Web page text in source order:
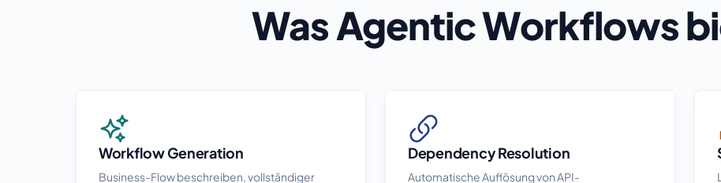
Was Agentic Workflows
Workflow Generation
Business-Flow beschreiben, vollständiger
Dependency Resolution
Automatische Auflösung von API-